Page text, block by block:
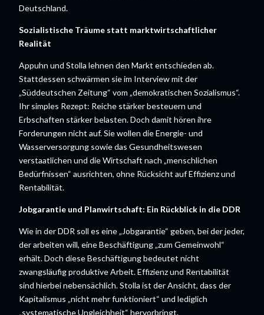
Deutschland.
Sozialistische Träume statt marktwirtschaftlicher
Realität
Appuhn und Stolla lehnen den Markt entschieden ab.
Stattdessen schwärmen sie im Interview mit der
„Süddeutschen Zeitung“ vom „demokratischen Sozialismus“.
Ihr simples Rezept: Reiche stärker besteuern und
Erbschaften stärker belasten. Doch damit hören ihre
Forderungen nicht auf. Sie wollen die Energie- und
Wasserversorgung sowie das Gesundheitswesen
verstaatlichen und die Wirtschaft nach „menschlichen
Bedürfnissen“ ausrichten, ohne Rücksicht auf Effizienz und
Rentabilität.
Jobgarantie und Planwirtschaft: Ein Rückblick in die DDR
Wie in der DDR soll es eine „Jobgarantie“ geben, bei der jeder,
der arbeiten will, eine Beschäftigung „zum Gemeinwohl“
erhält. Doch diese Beschäftigung bedeutet nicht
zwangsläufig produktive Arbeit. Effizienz und Rentabilität
sind hierbei nebensächlich. Stolla ist der Ansicht, dass der
Kapitalismus „nicht mehr funktioniert“ und lediglich
„systematische Ungleichheit“ hervorbringt.